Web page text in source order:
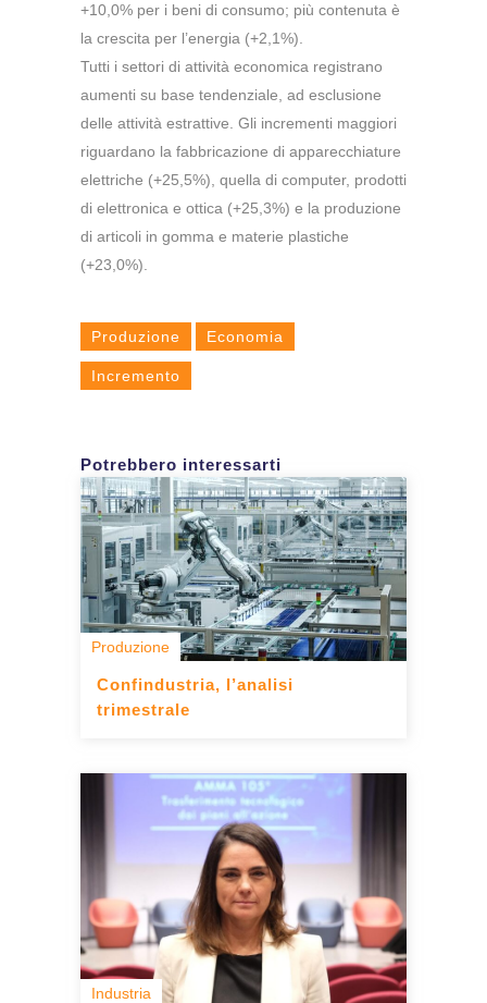
+10,0% per i beni di consumo; più contenuta è
la crescita per l’energia (+2,1%).
Tutti i settori di attività economica registrano
aumenti su base tendenziale, ad esclusione
delle attività estrattive. Gli incrementi maggiori
riguardano la fabbricazione di apparecchiature
elettriche (+25,5%), quella di computer, prodotti
di elettronica e ottica (+25,3%) e la produzione
di articoli in gomma e materie plastiche
(+23,0%).
Produzione Economia
Incremento
Potrebbero interessarti
Produzione
Confindustria, l’analisi
trimestrale
Industria